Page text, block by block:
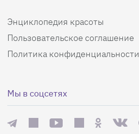
Энциклопедия красоты
Пользовательское соглашение
Политика конфиденциальности
Мы в соцсетях